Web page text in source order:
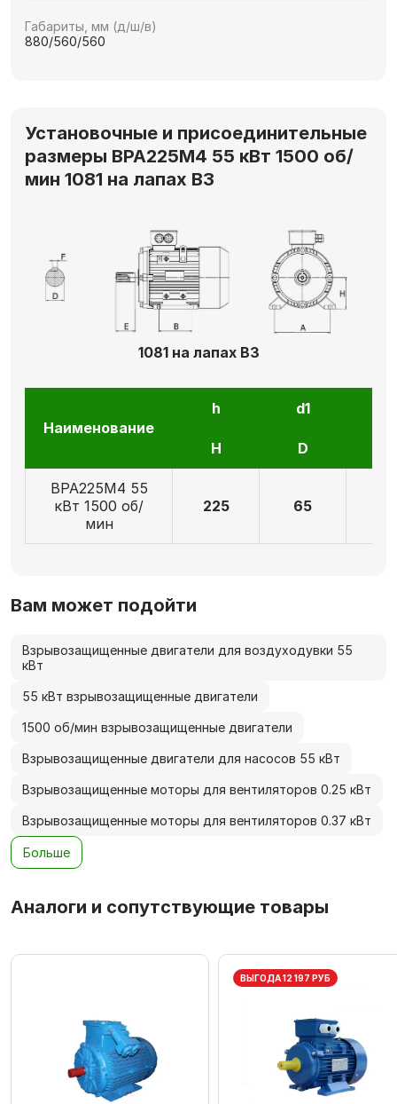
Габариты, мм (д/ш/в)
880/560/560
Установочные и присоединительные
размеры ВРА225М4 55 кВт 1500 об/
мин 1081 на лапах В3
1081 на лапах В3
Наименование
h d1
H D
ВРА225М4 55
кВт 1500 об/
мин
225 65
Вам может подойти
Взрывозащищенные двигатели для воздуходувки 55
кВт
55 кВт взрывозащищенные двигатели
1500 об/мин взрывозащищенные двигатели
Взрывозащищенные двигатели для насосов 55 кВт
Взрывозащищенные моторы для вентиляторов 0.25 кВт
Взрывозащищенные моторы для вентиляторов 0.37 кВт
Больше
Аналоги и сопутствующие товары
ВЫГОДА 12 197 РУБ